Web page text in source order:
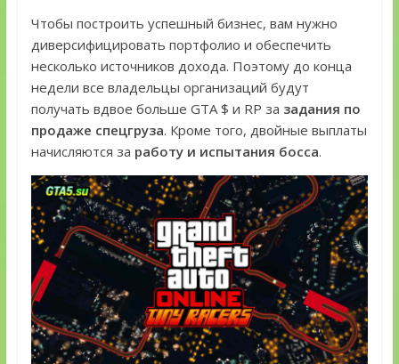
Чтобы построить успешный бизнес, вам нужно
диверсифицировать портфолио и обеспечить
несколько источников дохода. Поэтому до конца
недели все владельцы организаций будут
получать вдвое больше GTA $ и RP за задания по
продаже спецгруза. Кроме того, двойные выплаты
начисляются за работу и испытания босса.